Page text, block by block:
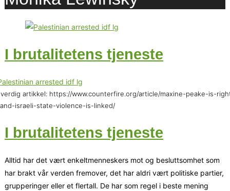
I brutalitetens tjeneste
artikkel: https://www.counterfire.org/article/maxine-peake-is-
israeli-state-violence-is-linked/
I brutalitetens tjeneste
Alltid har det vært enkeltmenneskers mot og besluttsomhet som
har brakt vår verden fremover, det har aldri vært politiske partier,
grupperinger eller et flertall. De har som regel i beste mening